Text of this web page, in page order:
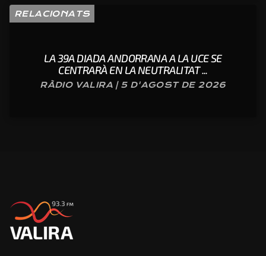
RELACIONATS
LA 39A DIADA ANDORRANA A LA UCE SE
CENTRARÀ EN LA NEUTRALITAT ...
RÀDIO VALIRA | 5 D'AGOST DE 2026